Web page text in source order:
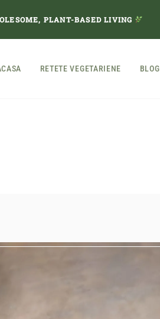
PLANT-BASED LIVING
RETETE VEGETARIENE BLOG